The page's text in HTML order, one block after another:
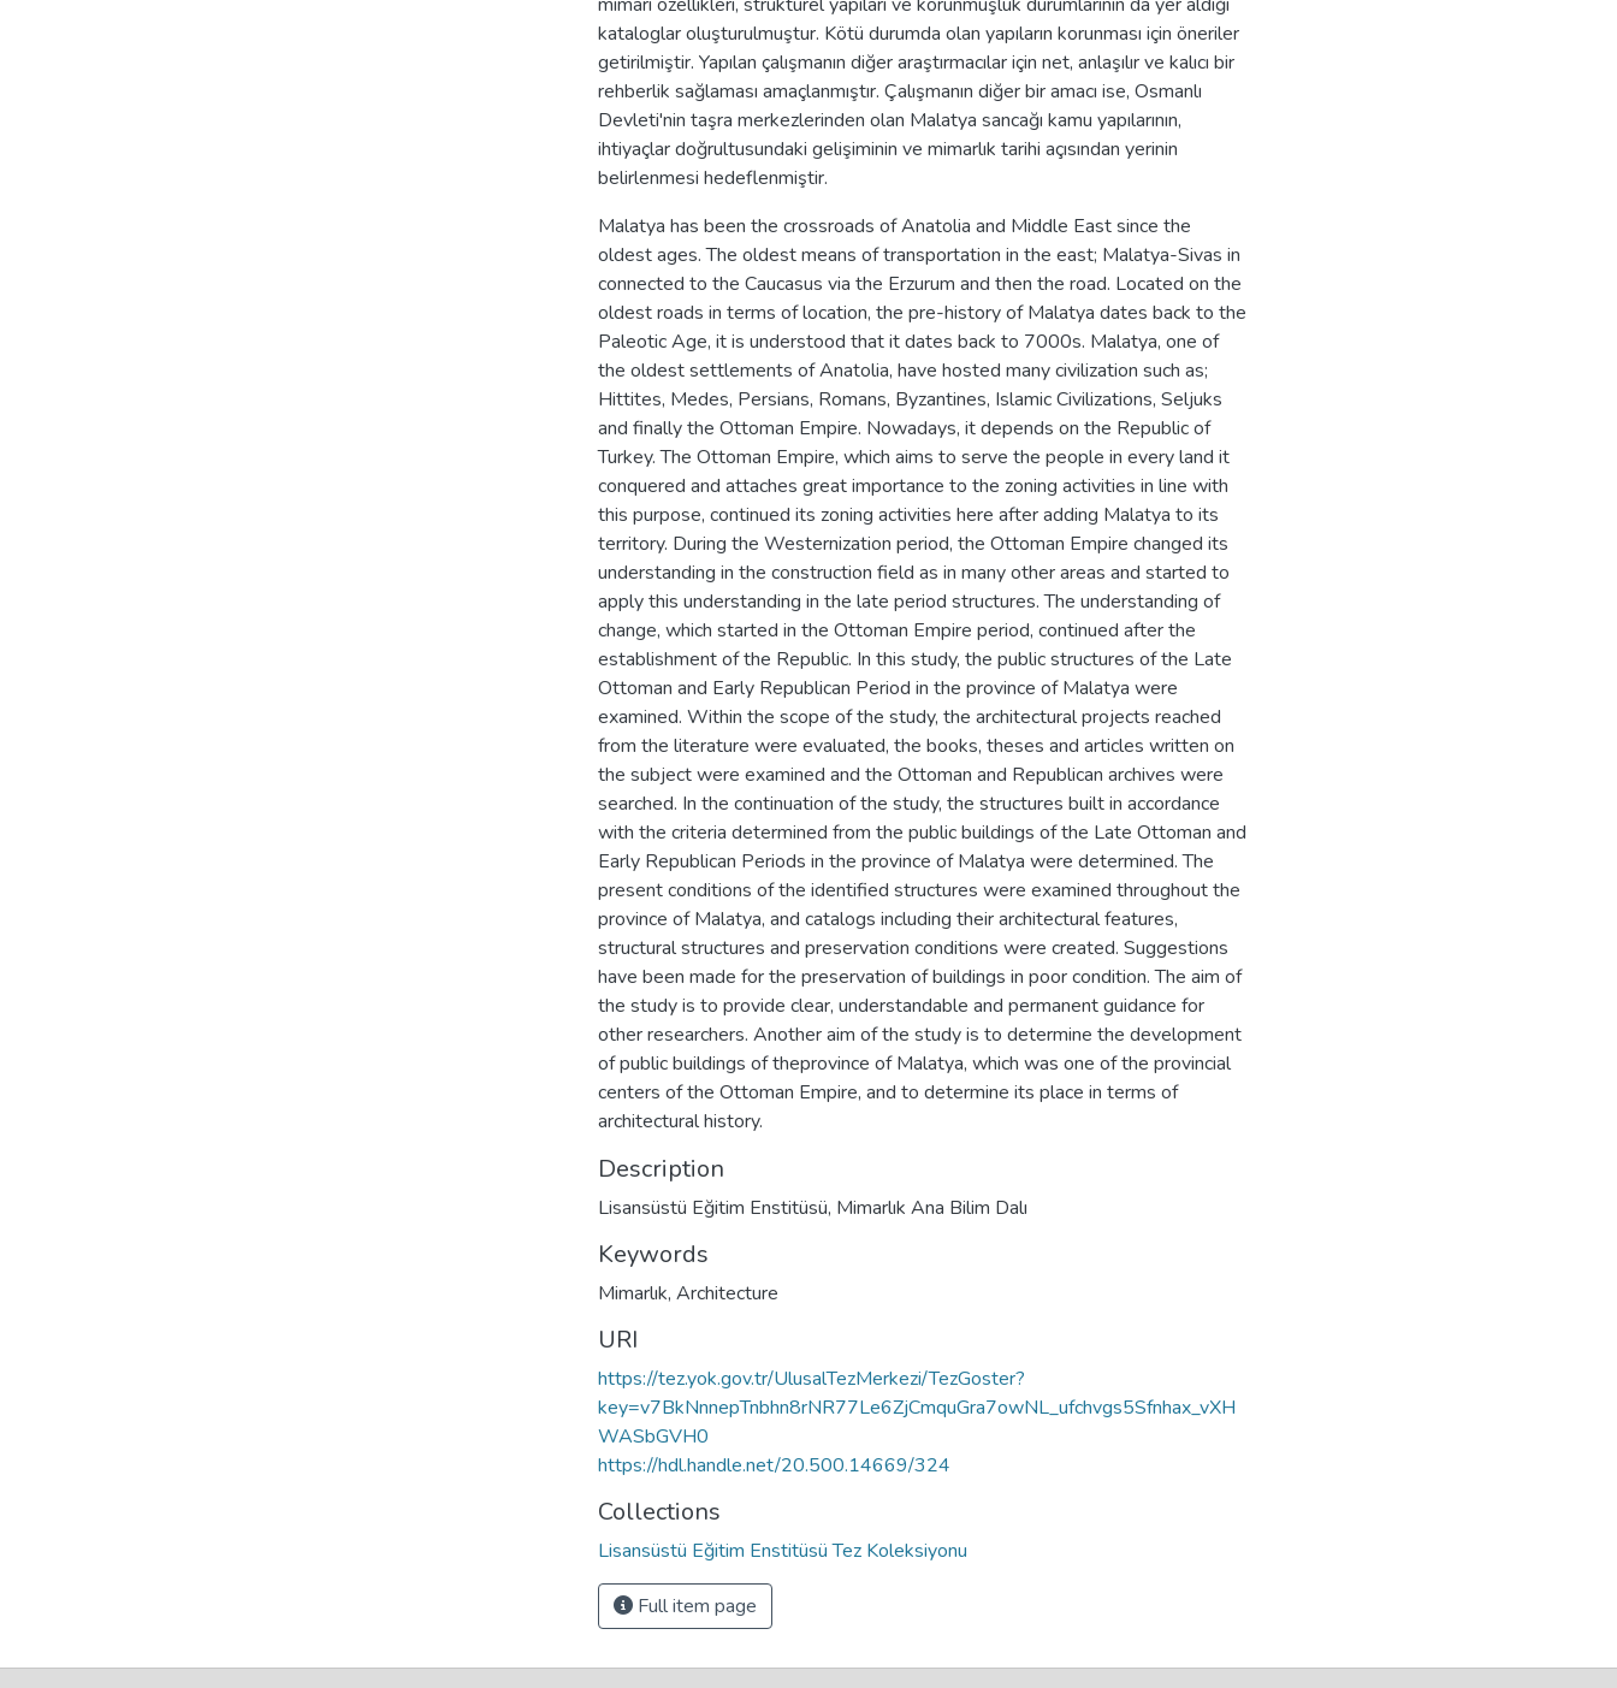
kataloglar oluşturulmuştur. Kötü durumda olan yapıların korunması için öneriler
getirilmiştir. Yapılan çalışmanın diğer araştırmacılar için net, anlaşılır ve kalıcı bir
rehberlik sağlaması amaçlanmıştır. Çalışmanın diğer bir amacı ise, Osmanlı
Devleti'nin taşra merkezlerinden olan Malatya sancağı kamu yapılarının,
ihtiyaçlar doğrultusundaki gelişiminin ve mimarlık tarihi açısından yerinin
belirlenmesi hedeflenmiştir.
Malatya has been the crossroads of Anatolia and Middle East since the
oldest ages. The oldest means of transportation in the east; Malatya-Sivas in
connected to the Caucasus via the Erzurum and then the road. Located on the
oldest roads in terms of location, the pre-history of Malatya dates back to the
Paleotic Age, it is understood that it dates back to 7000s. Malatya, one of
the oldest settlements of Anatolia, have hosted many civilization such as;
Hittites, Medes, Persians, Romans, Byzantines, Islamic Civilizations, Seljuks
and finally the Ottoman Empire. Nowadays, it depends on the Republic of
Turkey. The Ottoman Empire, which aims to serve the people in every land it
conquered and attaches great importance to the zoning activities in line with
this purpose, continued its zoning activities here after adding Malatya to its
territory. During the Westernization period, the Ottoman Empire changed its
understanding in the construction field as in many other areas and started to
apply this understanding in the late period structures. The understanding of
change, which started in the Ottoman Empire period, continued after the
establishment of the Republic. In this study, the public structures of the Late
Ottoman and Early Republican Period in the province of Malatya were
examined. Within the scope of the study, the architectural projects reached
from the literature were evaluated, the books, theses and articles written on
the subject were examined and the Ottoman and Republican archives were
searched. In the continuation of the study, the structures built in accordance
with the criteria determined from the public buildings of the Late Ottoman and
Early Republican Periods in the province of Malatya were determined. The
present conditions of the identified structures were examined throughout the
province of Malatya, and catalogs including their architectural features,
structural structures and preservation conditions were created. Suggestions
have been made for the preservation of buildings in poor condition. The aim of
the study is to provide clear, understandable and permanent guidance for
other researchers. Another aim of the study is to determine the development
of public buildings of theprovince of Malatya, which was one of the provincial
centers of the Ottoman Empire, and to determine its place in terms of
architectural history.
Description
Lisansüstü Eğitim Enstitüsü, Mimarlık Ana Bilim Dalı
Keywords
Mimarlık, Architecture
URI
https://tez.yok.gov.tr/UlusalTezMerkezi/TezGoster?
key=v7BkNnnepTnbhn8rNR77Le6ZjCmquGra7owNL_ufchvgs5Sfnhax_vXH
WASbGVH0
https://hdl.handle.net/20.500.14669/324
Collections
Lisansüstü Eğitim Enstitüsü Tez Koleksiyonu
Full item page